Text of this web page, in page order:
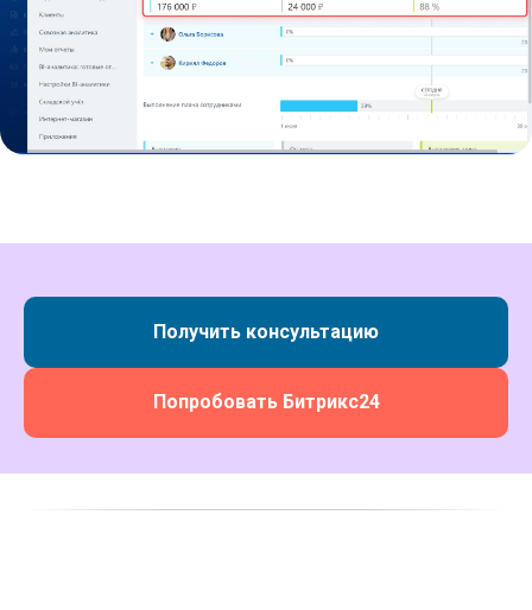
Получить консультацию
Попробовать Битрикс24